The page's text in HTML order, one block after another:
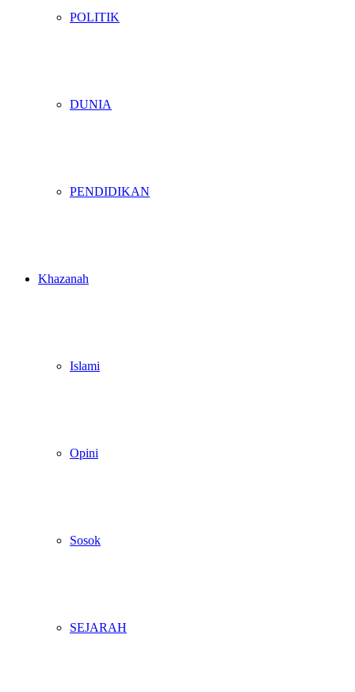
POLITIK
DUNIA
PENDIDIKAN
Khazanah
Islami
Opini
Sosok
SEJARAH